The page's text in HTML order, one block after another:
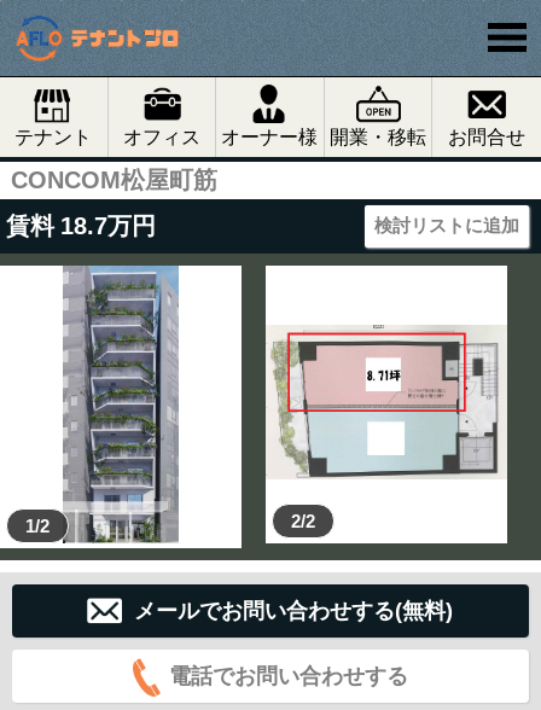
テナント オフィス オーナー様 開業・移転 お問合せ
CONCOM松屋町筋
賃料 18.7万円 検討リストに追加
1/2 2/2
メールでお問い合わせする(無料)
電話でお問い合わせする